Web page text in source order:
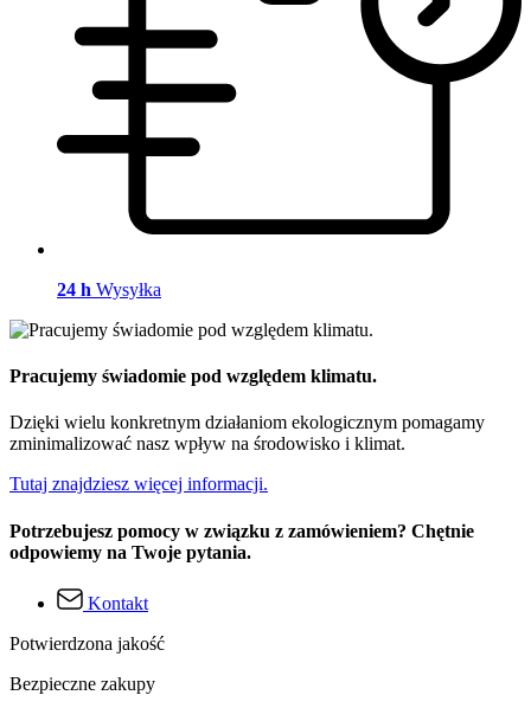
24 h Wysyłka
Pracujemy świadomie pod względem klimatu.
Dzięki wielu konkretnym działaniom ekologicznym pomagamy
zminimalizować nasz wpływ na środowisko i klimat.
Tutaj znajdziesz więcej informacji.
Potrzebujesz pomocy w związku z zamówieniem? Chętnie
odpowiemy na Twoje pytania.
Kontakt
Potwierdzona jakość
Bezpieczne zakupy